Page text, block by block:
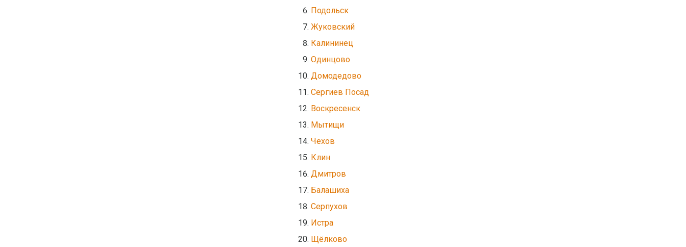
Подольск
Жуковский
Калининец
Одинцово
Домодедово
Сергиев Посад
Воскресенск
Мытищи
Чехов
Клин
Дмитров
Балашиха
Серпухов
Истра
Щёлково